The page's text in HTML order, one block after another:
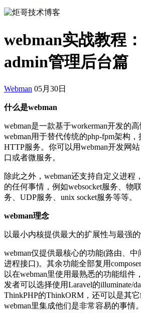
webman实战教程
admin管理后台篇
Webman 05月30日
什么是webman
webman是一款基于workerman开发的
webman用于替代传统的php-fpm架构
HTTP服务。你可以用webman开发网
口或者微服务。
除此之外，webman还支持自定义进程
的任何事情，例如websocket服务、物
务、UDP服务、unix socket服务等等。
webman理念
以最小内核提供最大的扩展性与最强的
webman仅提供最核心的功能(路由、中
进程接口)。其余功能全部复用
以在webman里使用最熟悉的功能组件
发者可以选择使用Laravel的illuminate/
ThinkPHP的ThinkORM，还可以是其
webman里集成他们是非常容易的事情。